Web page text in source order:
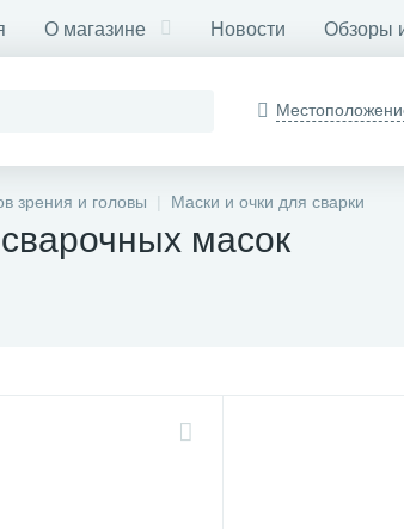
О магазине Новости Обзоры
зрения и головы Маски и очки для сварки
масок